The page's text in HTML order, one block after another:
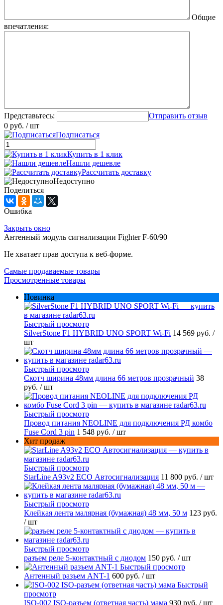
Общие
впечатления:
Представьтесь:
Отправить отзыв
0 руб. / шт
Подписаться
Купить в 1 клик
Нашли дешевле
Рассчитать доставку
Недоступно
Поделиться
Ошибка
Закрыть окно
Антенный модуль сигнализации Fighter F-60/90
Не хватает прав доступа к веб-форме.
Самые продаваемые товары
Просмотренные товары
Новинка
Быстрый просмотр
SilverStone F1 HYBRID UNO SPORT Wi-Fi 14 569 руб. /
шт
Быстрый просмотр
Скотч ширина 48мм длина 66 метров прозрачный 38
руб. / шт
Быстрый просмотр
Провод питания NEOLINE для подключения РД комбо
Fuse Cord 3 pin 1 548 руб. / шт
Хит продаж
Быстрый просмотр
StarLine A93v2 ECO Автосигнализация 11 800 руб. / шт
Быстрый просмотр
Клейкая лента малярная (бумажная) 48 мм, 50 м 123 руб.
/ шт
Быстрый просмотр
разъем реле 5-контактный с диодом 150 руб. / шт
Быстрый просмотр
Антенный разъем ANT-1 600 руб. / шт
Быстрый
просмотр
ISO-002 ISO-разъем (ответная часть) мама 930 руб. / шт